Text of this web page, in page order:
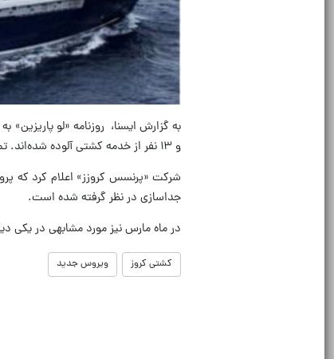
و ۱۳ نفر از خدمه کشتی آلوده شده‌اند. تمامی مبتلایان علائم گوارشی از جمله اسهال و استفراغ داشته‌اند.
شرکت «پرنسس کروزز» اعلام کرد که
جداسازی در نظر گرفته شده است.
در ماه مارس نیز مورد مشابهی در یکی دیگر از
کشتی کروز ویروس جدید